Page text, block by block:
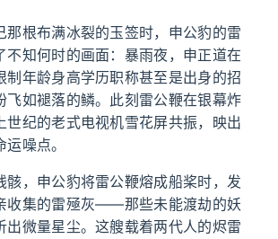
那根布满冰裂的玉签时，申公豹的雷
不知何时的画面：暴雨夜，申正道在
制年龄身高学历职称甚至是出身的招
飞如褪落的鳞。此刻雷公鞭在银幕炸
世纪的老式电视机雪花屏共振，映出
噪点。
骸，申公豹将雷公鞭熔成船桨时，发
收集的雷殛灰——那些未能渡劫的妖
出微量星尘。这艘载着两代人的烬雷